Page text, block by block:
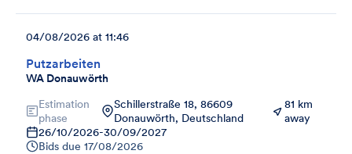
Putzarbeiten
WA Donauwörth
04/08/2026 at 11:46
Estimation
phase
Schillerstraße 18, 86609
Donauwörth, Deutschland
81 km
away
26/10/2026-30/09/2027
Bids due 17/08/2026